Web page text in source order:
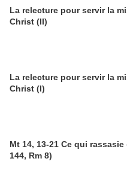
La relecture pour servir la
Christ (II)
La relecture pour servir la
Christ (I)
Mt 14, 13-21 Ce qui rassasie
144, Rm 8)